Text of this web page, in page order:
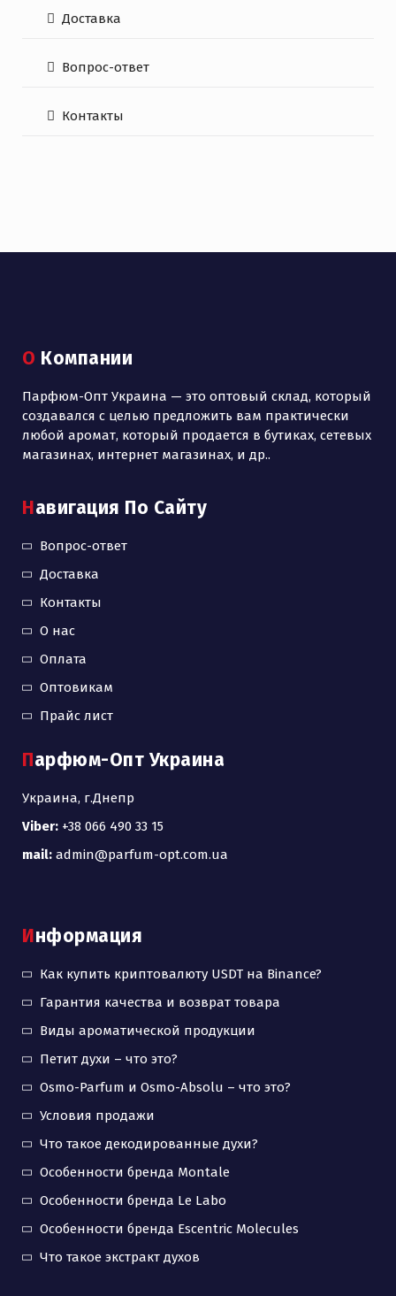
Доставка
Вопрос-ответ
Контакты
О Компании
Парфюм-Опт Украина — это оптовый склад, который
создавался с целью предложить вам практически
любой аромат, который продается в бутиках, сетевых
магазинах, интернет магазинах, и др..
Навигация По Сайту
Вопрос-ответ
Доставка
Контакты
О нас
Оплата
Оптовикам
Прайс лист
Парфюм-Опт Украина
Украина, г.Днепр
Viber: +38 066 490 33 15
mail: admin@parfum-opt.com.ua
Информация
Как купить криптовалюту USDT на Binance?
Гарантия качества и возврат товара
Виды ароматической продукции
Петит духи – что это?
Osmo-Parfum и Osmo-Absolu – что это?
Условия продажи
Что такое декодированные духи?
Особенности бренда Montale
Особенности бренда Le Labo
Особенности бренда Escentric Molecules
Что такое экстракт духов